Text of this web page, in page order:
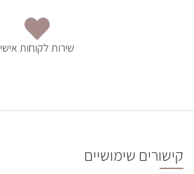
שירות לקוחות אישי
קישורים שימושיים